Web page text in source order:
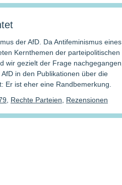
der AfD. Da Antifeminismus eines
Kernthemen der parteipolitischen
wir gezielt der Frage nachgegangen,
in den Publikationen über die
Er ist eher eine Randbemerkung.
Rechte Parteien Rezensionen